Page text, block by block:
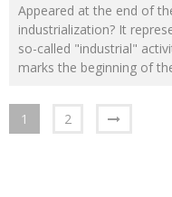
Appeared at the end of
industrialization? It
so-called "industrial"
marks the beginning of
1 2